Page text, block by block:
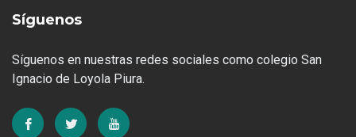
Síguenos
Síguenos en nuestras redes sociales como colegio San
Ignacio de Loyola Piura.